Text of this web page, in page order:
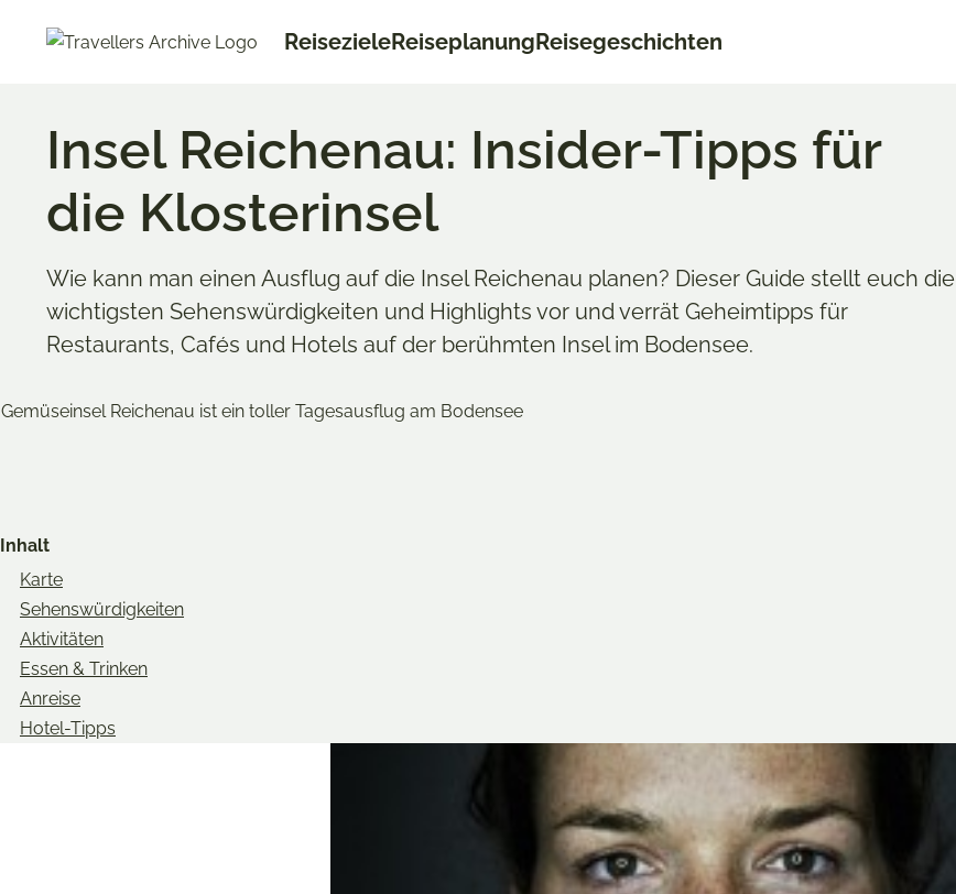
ReisezieleReiseplanungReisegeschichten
Insel Reichenau: Insider-Tipps für
die Klosterinsel
Wie kann man einen Ausflug auf die Insel Reichenau planen? Dieser Guide stellt euch die
wichtigsten Sehenswürdigkeiten und Highlights vor und verrät Geheimtipps für
Restaurants, Cafés und Hotels auf der berühmten Insel im Bodensee.
Twitter
Inhalt
Karte
Sehenswürdigkeiten
Aktivitäten
Essen & Trinken
Anreise
Hotel-Tipps